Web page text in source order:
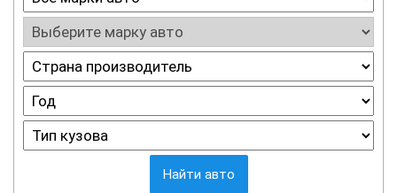
Найти авто